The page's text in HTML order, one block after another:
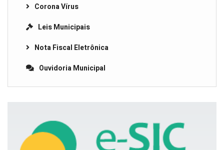
Corona Vírus
Leis Municipais
Nota Fiscal Eletrônica
Ouvidoria Municipal